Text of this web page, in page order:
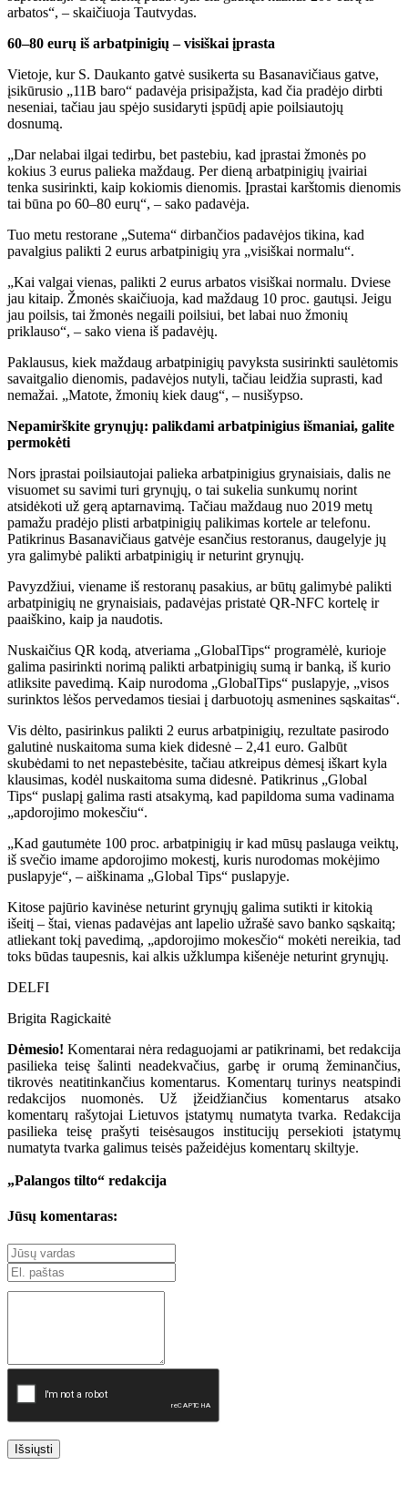
arbatos“, – skaičiuoja Tautvydas.
60–80 eurų iš arbatpinigių – visiškai įprasta
Vietoje, kur S. Daukanto gatvė susikerta su Basanavičiaus gatve,
įsikūrusio „11B baro“ padavėja prisipažįsta, kad čia pradėjo dirbti
neseniai, tačiau jau spėjo susidaryti įspūdį apie poilsiautojų
dosnumą.
„Dar nelabai ilgai tedirbu, bet pastebiu, kad įprastai žmonės po
kokius 3 eurus palieka maždaug. Per dieną arbatpinigių įvairiai
tenka susirinkti, kaip kokiomis dienomis. Įprastai karštomis dienomis
tai būna po 60–80 eurų“, – sako padavėja.
Tuo metu restorane „Sutema“ dirbančios padavėjos tikina, kad
pavalgius palikti 2 eurus arbatpinigių yra „visiškai normalu“.
„Kai valgai vienas, palikti 2 eurus arbatos visiškai normalu. Dviese
jau kitaip. Žmonės skaičiuoja, kad maždaug 10 proc. gautųsi. Jeigu
jau poilsis, tai žmonės negaili poilsiui, bet labai nuo žmonių
priklauso“, – sako viena iš padavėjų.
Paklausus, kiek maždaug arbatpinigių pavyksta susirinkti saulėtomis
savaitgalio dienomis, padavėjos nutyli, tačiau leidžia suprasti, kad
nemažai. „Matote, žmonių kiek daug“, – nusišypso.
Nepamirškite grynųjų: palikdami arbatpinigius išmaniai, galite
permokėti
Nors įprastai poilsiautojai palieka arbatpinigius grynaisiais, dalis ne
visuomet su savimi turi grynųjų, o tai sukelia sunkumų norint
atsidėkoti už gerą aptarnavimą. Tačiau maždaug nuo 2019 metų
pamažu pradėjo plisti arbatpinigių palikimas kortele ar telefonu.
Patikrinus Basanavičiaus gatvėje esančius restoranus, daugelyje jų
yra galimybė palikti arbatpinigių ir neturint grynųjų.
Pavyzdžiui, viename iš restoranų pasakius, ar būtų galimybė palikti
arbatpinigių ne grynaisiais, padavėjas pristatė QR-NFC kortelę ir
paaiškino, kaip ja naudotis.
Nuskaičius QR kodą, atveriama „GlobalTips“ programėlė, kurioje
galima pasirinkti norimą palikti arbatpinigių sumą ir banką, iš kurio
atliksite pavedimą. Kaip nurodoma „GlobalTips“ puslapyje, „visos
surinktos lėšos pervedamos tiesiai į darbuotojų asmenines sąskaitas“.
Vis dėlto, pasirinkus palikti 2 eurus arbatpinigių, rezultate pasirodo
galutinė nuskaitoma suma kiek didesnė – 2,41 euro. Galbūt
skubėdami to net nepastebėsite, tačiau atkreipus dėmesį iškart kyla
klausimas, kodėl nuskaitoma suma didesnė. Patikrinus „Global
Tips“ puslapį galima rasti atsakymą, kad papildoma suma vadinama
„apdorojimo mokesčiu“.
„Kad gautumėte 100 proc. arbatpinigių ir kad mūsų paslauga veiktų,
iš svečio imame apdorojimo mokestį, kuris nurodomas mokėjimo
puslapyje“, – aiškinama „Global Tips“ puslapyje.
Kitose pajūrio kavinėse neturint grynųjų galima sutikti ir kitokią
išeitį – štai, vienas padavėjas ant lapelio užrašė savo banko sąskaitą;
atliekant tokį pavedimą, „apdorojimo mokesčio“ mokėti nereikia, tad
toks būdas taupesnis, kai alkis užklumpa kišenėje neturint grynųjų.
DELFI
Brigita Ragickaitė
Dėmesio! Komentarai nėra redaguojami ar patikrinami, bet redakcija
pasilieka teisę šalinti neadekvačius, garbę ir orumą žeminančius,
tikrovės neatitinkančius komentarus. Komentarų turinys neatspindi
redakcijos nuomonės. Už įžeidžiančius komentarus atsako
komentarų rašytojai Lietuvos įstatymų numatyta tvarka. Redakcija
pasilieka teisę prašyti teisėsaugos institucijų persekioti įstatymų
numatyta tvarka galimus teisės pažeidėjus komentarų skiltyje.
„Palangos tilto“ redakcija
Jūsų komentaras:
Išsiųsti